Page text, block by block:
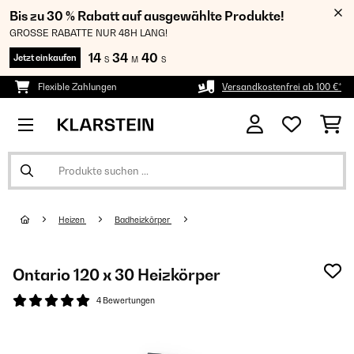
Bis zu 30 % Rabatt auf ausgewählte Produkte!
GROSSE RABATTE NUR 48H LANG!
Jetzt einkaufen 14 S 34 M 40 S
Flexible Zahlungen Versandkostenfrei ab 100 €*
Heizen Badheizkörper
Ontario 120 x 30 Heizkörper
4 Bewertungen